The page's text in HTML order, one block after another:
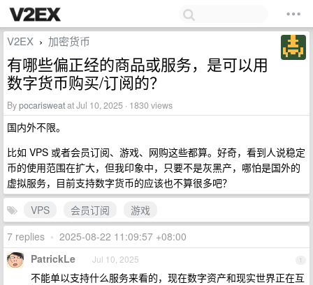
V2EX › 加密货币
有哪些偏正经的商品或服务，是可以用
数字货币购买/订阅的？
Bypocarisweatat Jul 10, 2025 · 1830 views
国内外不限。
比如 VPS 或者会员订阅、游戏、网购这些都算。好奇，看到人说稳定
币的使用范围在扩大，但我印象中，只要不是灰黑产，哪怕是国外的
虚拟服务，目前支持数字货币的应该也不算很多吧？
VPS
会员订阅
游戏
7 replies • 2025-08-22 11:09:57 +08:00
1
PatrickLe Jul 10, 2025
不能单以支持什么服务来看的，现在数字资产和现实世界正在互